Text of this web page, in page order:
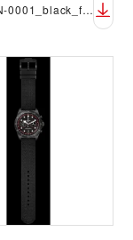
M25827KN-0001_black_fabric_black_DET_sRGB_black